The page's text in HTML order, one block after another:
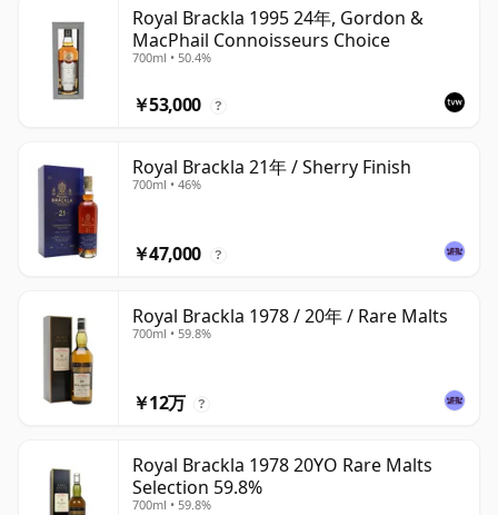
Royal Brackla 1995 24年, Gordon &
MacPhail Connoisseurs Choice
700ml • 50.4%
￥53,000 ?
Royal Brackla 21年 / Sherry Finish
700ml • 46%
￥47,000 ?
Royal Brackla 1978 / 20年 / Rare Malts
700ml • 59.8%
￥12万 ?
Royal Brackla 1978 20YO Rare Malts
Selection 59.8%
700ml • 59.8%